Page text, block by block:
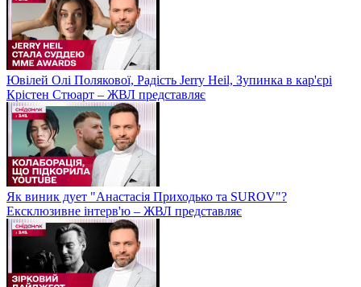
Ювілей Олі Полякової, Радість Jerry Heil, Зупинка в кар'єрі
Крістен Стюарт – ЖВЛ представляє
Як виник дует "Анастасія Приходько та SUROV"?
Ексклюзивне інтерв'ю – ЖВЛ представляє